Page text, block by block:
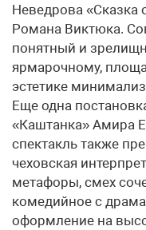
Неведрова «Сказка
Романа Виктюка.
понятный и
ярмарочному,
эстетике
Еще одна
«Каштанка» Амира
спектакль также
чеховская
метафоры, смех
комедийное с
оформление на